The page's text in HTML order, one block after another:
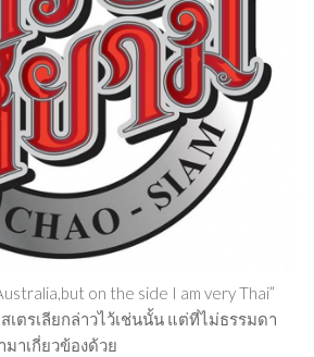
on the side I am very Thai”
ตรเลียกล่าวไว้เช่นนั้น แต่ที่ไม่ธรรมดา
มาเกี่ยวข้องด้วย